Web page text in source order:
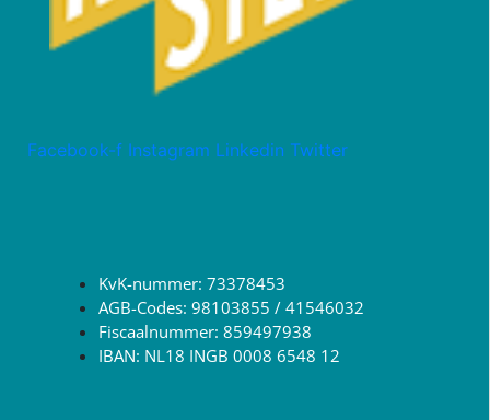
Facebook-f Instagram Linkedin Twitter
KvK-nummer: 73378453
AGB-Codes: 98103855 / 41546032
Fiscaalnummer: 859497938
IBAN: NL18 INGB 0008 6548 12